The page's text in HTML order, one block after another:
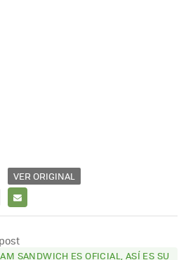
VER ORIGINAL
E-
MAIL
SANDWICH ES OFICIAL, ASÍ ES SU